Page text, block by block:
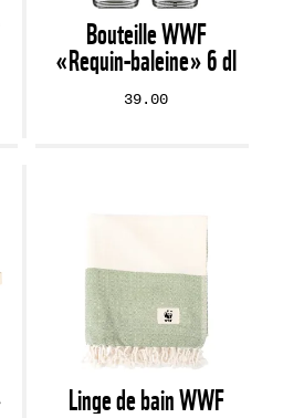
Bouteille WWF
«Requin-baleine» 6 dl
39.00
Linge de bain WWF